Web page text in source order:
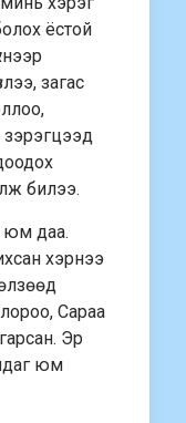
ёстой
загас
зэрэгцээд
билээ.
юм даа.
хэрнээ
Сараа
Эр
юм